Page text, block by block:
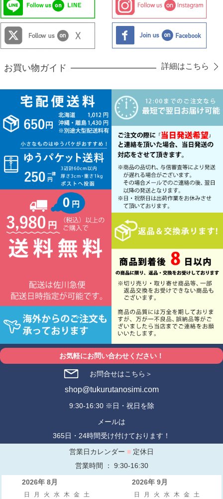
お買い物ガイド 詳細はこちら
お気軽にお問い合わせください！
お問合せはこちら＞
shop@tukurutanosimi.com
9:30-16:30 ※日・祝日を除
メールは
365日・24時間受け付けております！
営業日カレンダー ■ 定休日
営業時間 ： 9:30-16:30
2026年 8月
日 月 火 水 木 金 土
2026年 9月
日 月 火 水 木 金 土